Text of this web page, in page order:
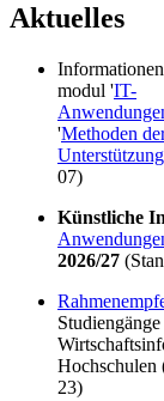
​​​​Aktuelles
modul 'IT-
'Methoden
Unterstützung
07)
Künstliche
2026/27
Hochschulen
23)